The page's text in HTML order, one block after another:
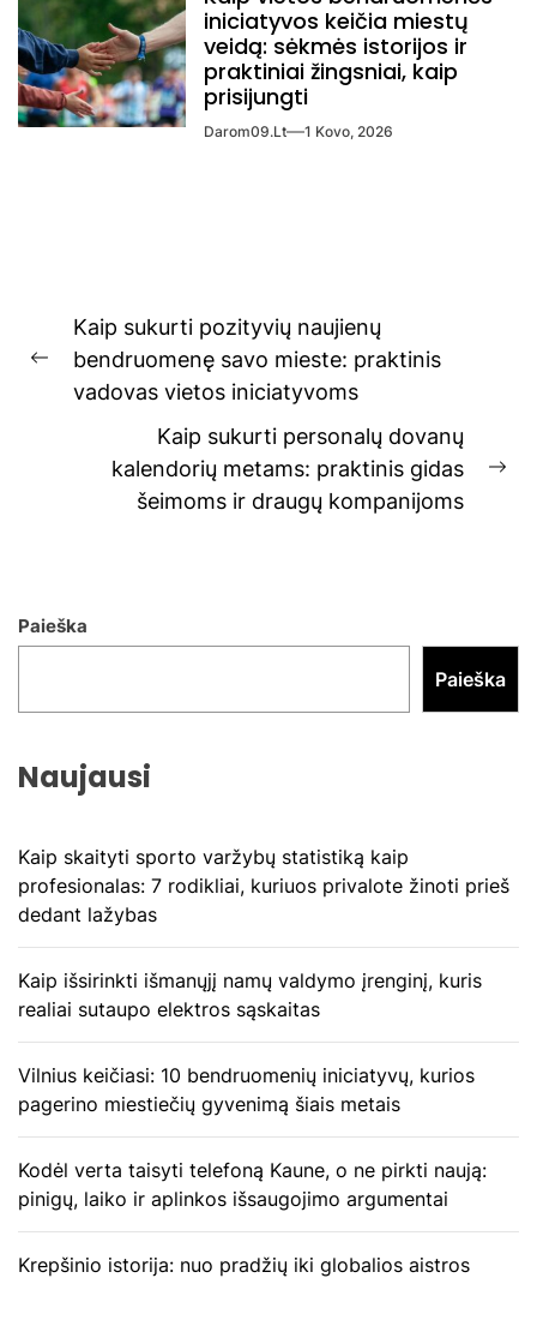
iniciatyvos keičia miestų
veidą: sėkmės istorijos ir
praktiniai žingsniai, kaip
prisijungti
Darom09.lt 1 Kovo, 2026
Navigacija
tarp
įrašų
Previous
post:
Kaip sukurti pozityvių naujienų
bendruomenę savo mieste: praktinis
vadovas vietos iniciatyvoms
Kaip sukurti personalų dovanų
kalendorių metams: praktinis gidas
šeimoms ir draugų kompanijoms
Paieška
Paieška
Naujausi
Kaip skaityti sporto varžybų statistiką kaip
profesionalas: 7 rodikliai, kuriuos privalote žinoti prieš
dedant lažybas
Kaip išsirinkti išmanųjį namų valdymo įrenginį, kuris
realiai sutaupo elektros sąskaitas
Vilnius keičiasi: 10 bendruomenių iniciatyvų, kurios
pagerino miestiečių gyvenimą šiais metais
Kodėl verta taisyti telefoną Kaune, o ne pirkti naują:
pinigų, laiko ir aplinkos išsaugojimo argumentai
Krepšinio istorija: nuo pradžių iki globalios aistros